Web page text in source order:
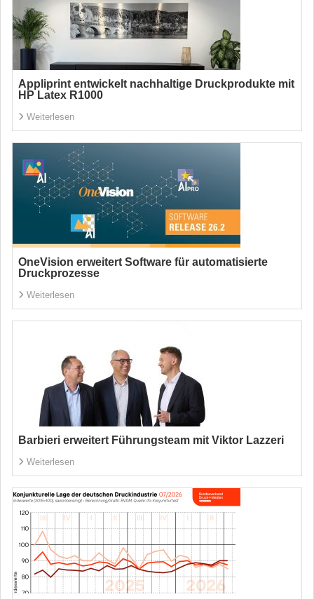
Appliprint entwickelt nachhaltige Druckprodukte mit
HP Latex R1000
Weiterlesen
OneVision erweitert Software für automatisierte
Druckprozesse
Weiterlesen
Barbieri erweitert Führungsteam mit Viktor Lazzeri
Weiterlesen